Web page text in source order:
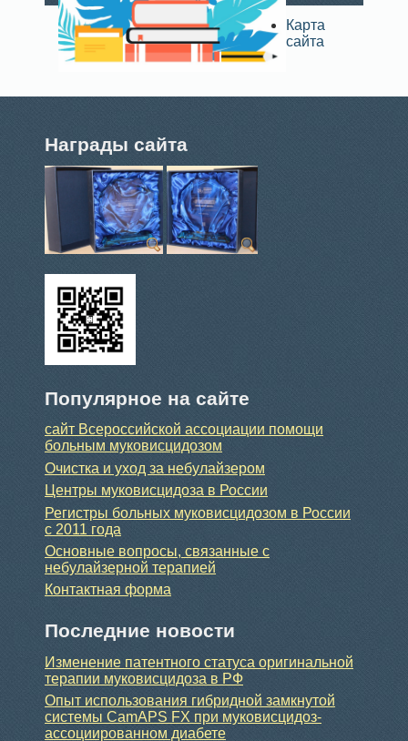
Карта
сайта
Награды сайта
Популярное на сайте
сайт Всероссийской ассоциации помощи
больным муковисцидозом
Очистка и уход за небулайзером
Центры муковисцидоза в России
Регистры больных муковисцидозом в России
с 2011 года
Основные вопросы, связанные с
небулайзерной терапией
Контактная форма
Последние новости
Изменение патентного статуса оригинальной
терапии муковисцидоза в РФ
Опыт использования гибридной замкнутой
системы CamAPS FX при муковисцидоз-
ассоциированном диабете